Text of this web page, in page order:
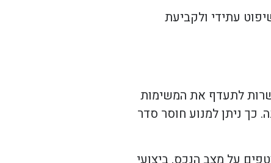
עתידי ולקביעת
לתעדף את המשימות
כך ניתן למנוע חוסר סדר